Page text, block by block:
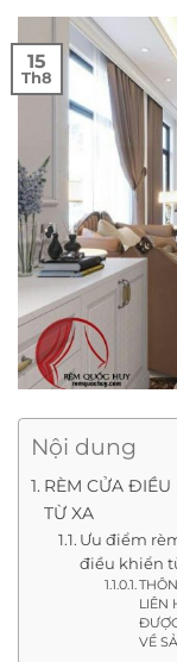
15
Th8
Nội dung
RÈM CỬA ĐIỀU
TỪ XA
Ưu điểm
điều khiển
LIÊN
VỀ